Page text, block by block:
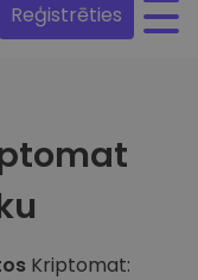
Reģistrēties
Kriptomat: